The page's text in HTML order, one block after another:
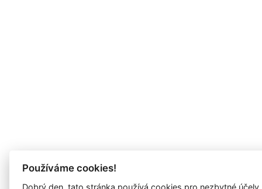
Používáme cookies!
Dobrý den, tato stránka používá cookies pro nezbytné